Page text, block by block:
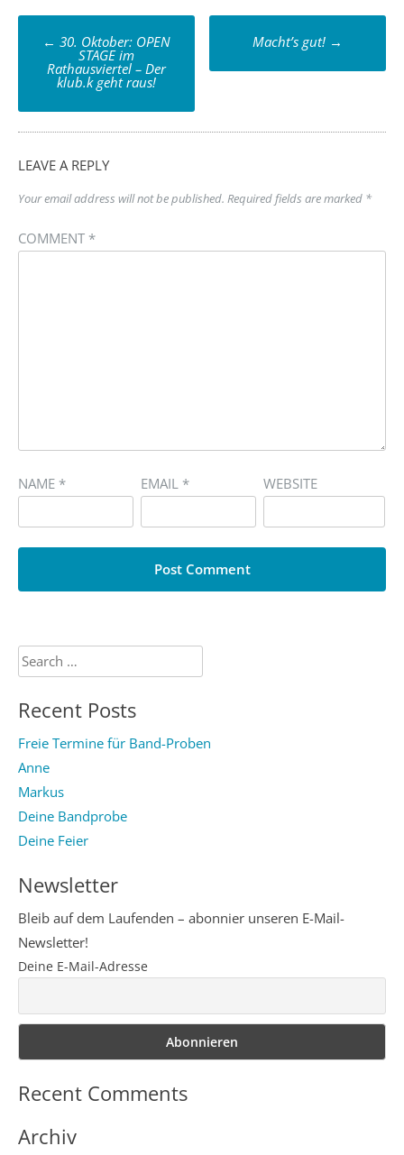
Post
navigation
← 30. Oktober: OPEN
STAGE im
Rathausviertel – Der
klub.k geht raus!
Macht’s gut! →
LEAVE A REPLY
Your email address will not be published. Required fields are marked *
COMMENT *
NAME * EMAIL * WEBSITE
Search
for:
Recent Posts
Freie Termine für Band-Proben
Anne
Markus
Deine Bandprobe
Deine Feier
Newsletter
Bleib auf dem Laufenden – abonnier unseren E-Mail-
Newsletter!
Deine E-Mail-Adresse
Recent Comments
Archiv